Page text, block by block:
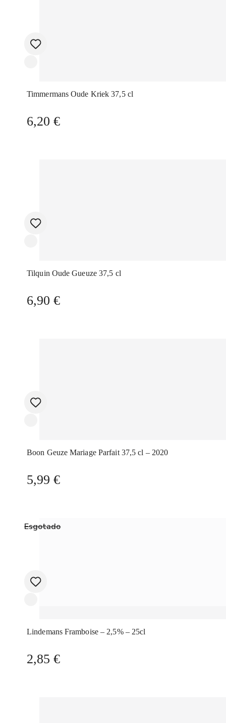
Timmermans Oude Kriek 37,5 cl
6,20 €
Tilquin Oude Gueuze 37,5 cl
6,90 €
Boon Geuze Mariage Parfait 37,5 cl – 2020
5,99 €
Esgotado
Lindemans Framboise – 2,5% – 25cl
2,85 €